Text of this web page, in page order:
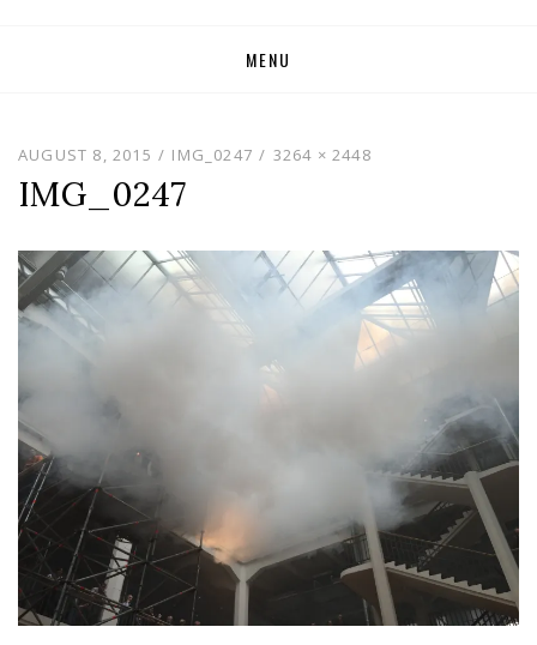
MENU
AUGUST 8, 2015 IMG_0247 3264 × 2448
IMG_0247